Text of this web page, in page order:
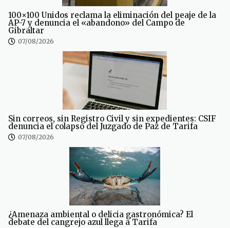
100×100 Unidos reclama la eliminación del peaje de la
AP-7 y denuncia el «abandono» del Campo de
Gibraltar
07/08/2026
Sin correos, sin Registro Civil y sin expedientes: CSIF
denuncia el colapso del Juzgado de Paz de Tarifa
07/08/2026
¿Amenaza ambiental o delicia gastronómica? El
debate del cangrejo azul llega a Tarifa